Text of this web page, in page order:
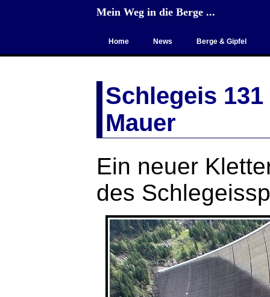
Mein Weg in die Berge ...
Home News Berge & Gipfel
Schlegeis 131
Mauer
Ein neuer
des